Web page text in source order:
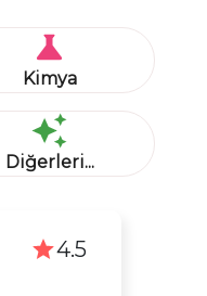
Kimya
Diğerleri...
4.7
4.5